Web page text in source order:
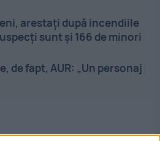
arestați după incendiile
sunt și 166 de minori
de fapt, AUR: „Un personaj